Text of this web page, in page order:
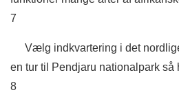
7
Vælg indkvartering i det
en tur til Pendjaru nationalpark så
8